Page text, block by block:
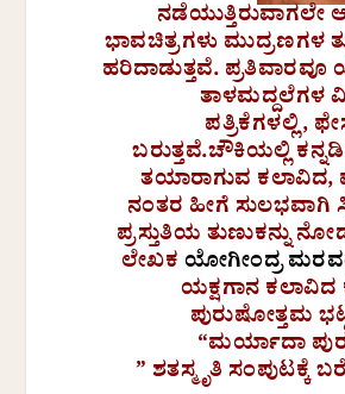
ನಡೆಯುತ್ತಿರುವಾಗಲೇ
ಭಾವಚಿತ್ರಗಳು ಮುದ್ರಣಗಳ
ಹರಿದಾಡುತ್ತವೆ. ಪ್ರತಿವಾರವೂ
ತಾಳಮದ್ದಲೆಗಳ
ಪತ್ರಿಕೆಗಳಲ್ಲಿ,
ಬರುತ್ತವೆ.ಚೌಕಿಯಲ್ಲಿ
ತಯಾರಾಗುವ ಕಲಾವಿದ,
ನಂತರ ಹೀಗೆ ಸುಲಭವಾಗಿ
ಪ್ರಸ್ತುತಿಯ ತುಣುಕನ್ನು
ಲೇಖಕ ಯೋಗೀಂದ್ರ
ಯಕ್ಷಗಾನ ಕಲಾವಿದ
ಪುರುಷೋತ್ತಮ
“ಮರ್ಯಾದಾ
” ಶತಸ್ಮೃತಿ ಸಂಪುಟಕ್ಕೆ